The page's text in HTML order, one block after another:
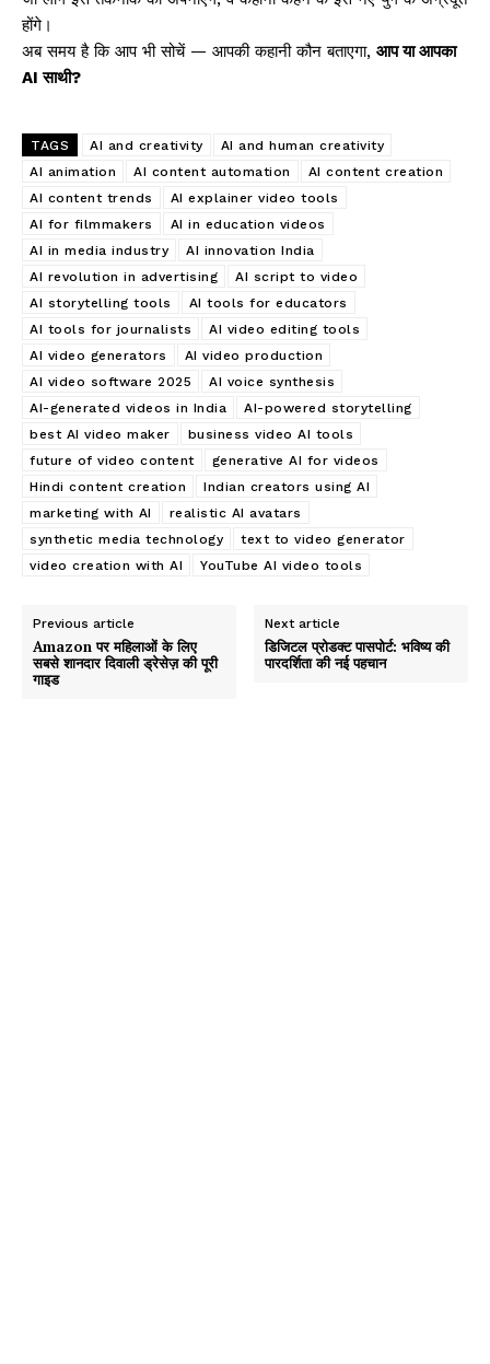
होंगे।
अब समय है कि आप भी सोचें — आपकी कहानी कौन बताएगा, आप या आपका
AI साथी?
TAGS AI and creativity
AI and human creativity
AI animation
AI content automation
AI content creation
AI content trends
AI explainer video tools
AI for filmmakers
AI in education videos
AI in media industry
AI innovation India
AI revolution in advertising
AI script to video
AI storytelling tools
AI tools for educators
AI tools for journalists
AI video editing tools
AI video generators
AI video production
AI video software 2025
AI voice synthesis
AI-generated videos in India
AI-powered storytelling
best AI video maker
business video AI tools
future of video content
generative AI for videos
Hindi content creation
Indian creators using AI
marketing with AI
realistic AI avatars
synthetic media technology
text to video generator
video creation with AI
YouTube AI video tools
Previous article
Amazon पर महिलाओं के लिए
सबसे शानदार दिवाली ड्रेसेज़ की पूरी
गाइड
Next article
डिजिटल प्रोडक्ट पासपोर्ट: भविष्य की
पारदर्शिता की नई पहचान